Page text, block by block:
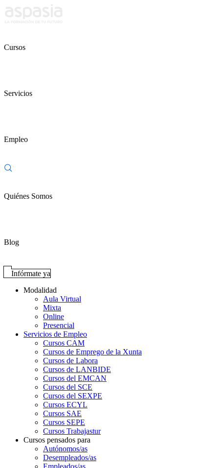
Cursos
Servicios
Empleo
Quiénes Somos
Blog
Infórmate ya
Modalidad
Aula Virtual
Mixta
Online
Presencial
Servicios de Empleo
Cursos CAM
Cursos de Emprego de la Xunta
Cursos de Labora
Cursos de LANBIDE
Cursos del EMCAN
Cursos del SCE
Cursos del SEXPE
Cursos ECYL
Cursos SAE
Cursos SEPE
Cursos Trabajastur
Cursos pensados para
Autónomos/as
Desempleados/as
Empleados/as